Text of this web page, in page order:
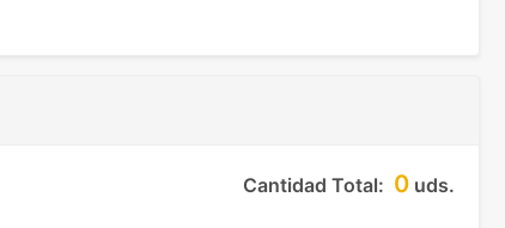
Cantidad Total: 0 uds.